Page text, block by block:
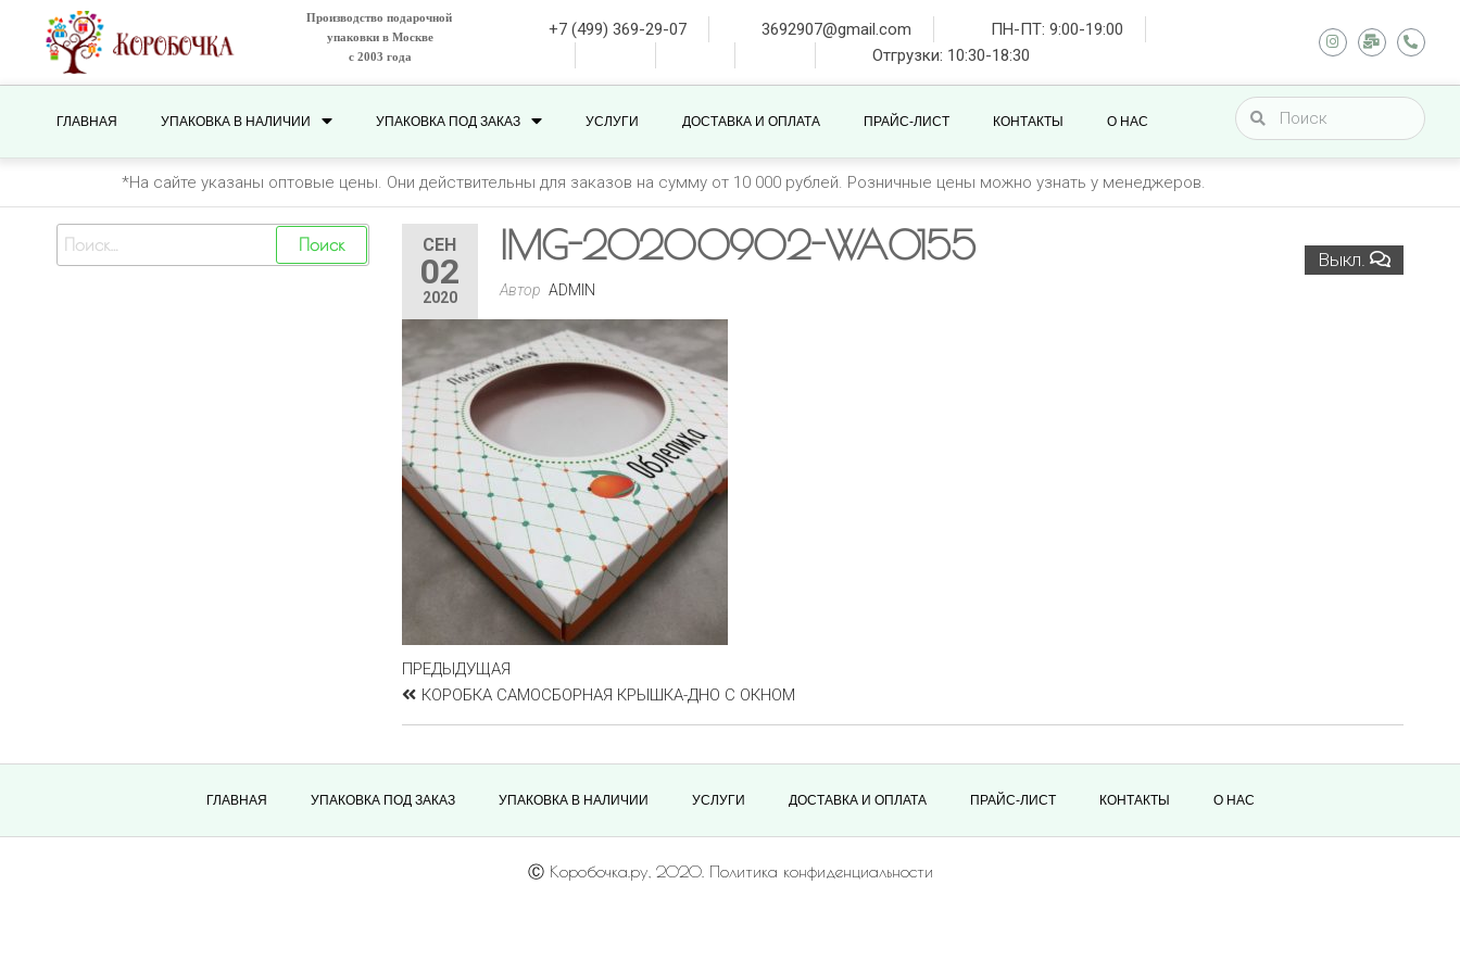
Производство подарочной
упаковки в Москве
с 2003 года
+7 (499) 369-29-07 3692907@gmail.com
ПН-ПТ: 9:00-19:00
Отгрузки: 10:30-18:30
ГЛАВНАЯ УПАКОВКА В НАЛИЧИИ УПАКОВКА ПОД ЗАКАЗ УСЛУГИ ДОСТАВКА И ОПЛАТА ПРАЙС-ЛИСТ КОНТАКТЫ О НАС
*На сайте указаны оптовые цены. Они действительны для заказов на сумму от 10 000 рублей. Розничные цены можно узнать у менеджеров.
СЕН
02
2020
Выкл.
IMG-20200902-WA0155
Автор ADMIN
ПРЕДЫДУЩАЯ
КОРОБКА САМОСБОРНАЯ КРЫШКА-ДНО С ОКНОМ
ГЛАВНАЯ УПАКОВКА ПОД ЗАКАЗ УПАКОВКА В НАЛИЧИИ УСЛУГИ ДОСТАВКА И ОПЛАТА ПРАЙС-ЛИСТ КОНТАКТЫ О НАС
Ⓒ Коробочка.ру, 2020. Политика конфиденциальности